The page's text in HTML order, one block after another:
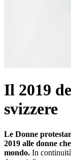
Il 2019
svizzere
Le Donne
2019 alle donne
mondo. In